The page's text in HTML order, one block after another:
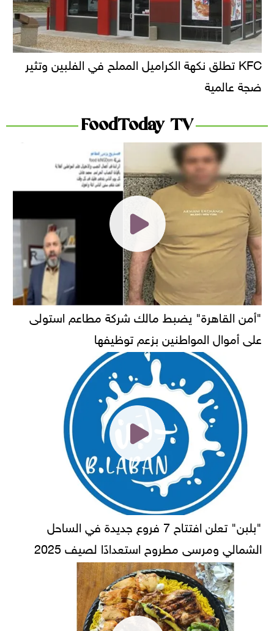
KFC تطلق نكهة الكراميل المملح في الفلبين وتثير
ضجة عالمية
FoodToday TV
"أمن القاهرة" يضبط مالك شركة مطاعم استولى
على أموال المواطنين بزعم توظيفها
"بلبن" تعلن افتتاح 7 فروع جديدة في الساحل
الشمالي ومرسى مطروح استعدادًا لصيف 2025